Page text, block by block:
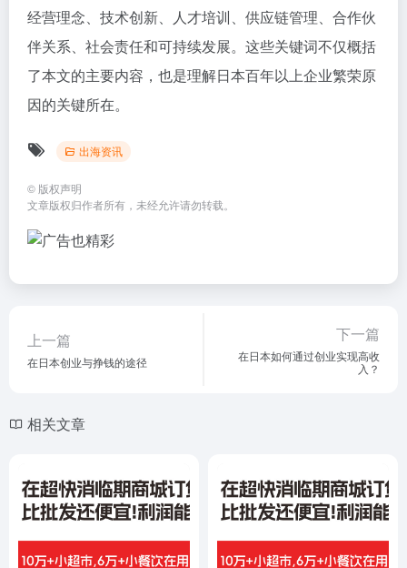
经营理念、技术创新、人才培训、供应链管理、合作伙
伴关系、社会责任和可持续发展。这些关键词不仅概括
了本文的主要内容，也是理解日本百年以上企业繁荣原
因的关键所在。
出海资讯
© 版权声明
文章版权归作者所有，未经允许请勿转载。
上一篇
在日本创业与挣钱的途径
下一篇
在日本如何通过创业实现高收
入？
相关文章